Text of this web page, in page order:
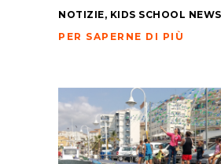
NOTIZIE, KIDS SCHOOL NEWS
PER SAPERNE DI PIÙ